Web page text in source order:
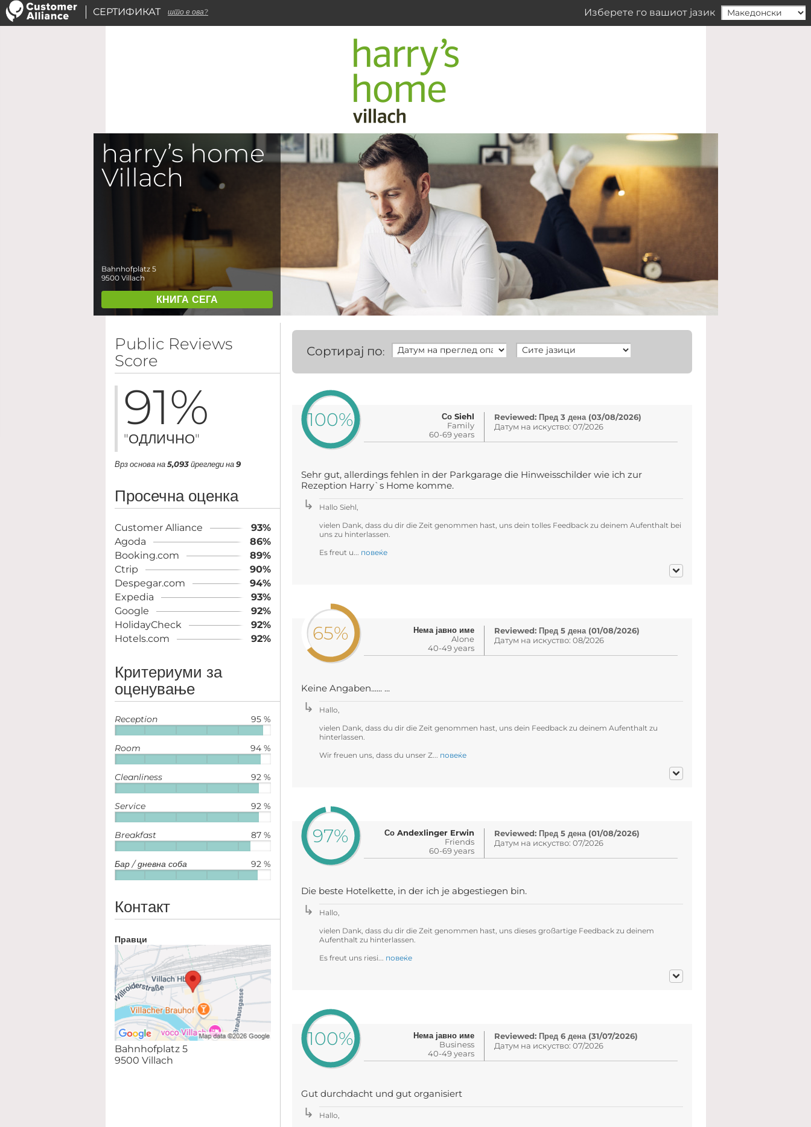
Изберете го вашиот јазик
harry’s home
Villach
Bahnhofplatz 5
9500 Villach
КНИГА СЕГА
Public Reviews
Score
91%
"ОДЛИЧНО"
Врз основа на5,093прегледи на9
Просечна оценка
Customer Alliance
93%
Agoda
86%
Booking.com
89%
Ctrip
90%
Despegar.com
94%
Expedia
93%
Google
92%
HolidayCheck
92%
Hotels.com
92%
Критериуми за
оценување
95 %
Reception
94 %
Room
92 %
Cleanliness
92 %
Service
87 %
Breakfast
92 %
Бар / дневна соба
Контакт
Правци
Bahnhofplatz 5
9500 Villach
Сортирај по:
100%
Со Siehl
Family
60-69 years
Reviewed: Пред 3 дена (03/08/2026)
Датум на искуство: 07/2026
Sehr gut, allerdings fehlen in der Parkgarage die Hinweisschilder wie ich zur
Rezeption Harry`s Home komme.
Hallo Siehl,
vielen Dank, dass du dir die Zeit genommen hast, uns dein tolles Feedback zu deinem Aufenthalt bei
uns zu hinterlassen.
Es freut u... повеќе
65%
Нема јавно име
Alone
40-49 years
Reviewed: Пред 5 дена (01/08/2026)
Датум на искуство: 08/2026
Keine Angaben...... ...
Hallo,
vielen Dank, dass du dir die Zeit genommen hast, uns dein Feedback zu deinem Aufenthalt zu
hinterlassen.
Wir freuen uns, dass du unser Z... повеќе
97%
Со Andexlinger Erwin
Friends
60-69 years
Reviewed: Пред 5 дена (01/08/2026)
Датум на искуство: 07/2026
Die beste Hotelkette, in der ich je abgestiegen bin.
Hallo,
vielen Dank, dass du dir die Zeit genommen hast, uns dieses großartige Feedback zu deinem
Aufenthalt zu hinterlassen.
Es freut uns riesi... повеќе
100%
Нема јавно име
Business
40-49 years
Reviewed: Пред 6 дена (31/07/2026)
Датум на искуство: 07/2026
Gut durchdacht und gut organisiert
Hallo,
СЕРТИФИКАТ што е ова?